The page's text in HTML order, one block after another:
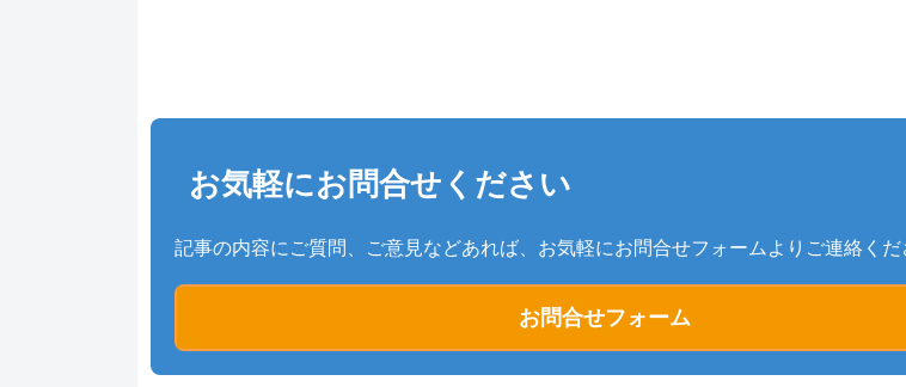
お気軽にお問合せください
記事の内容にご質問、ご意見などあれば、お気軽にお問合せフォームよりご連絡くだ
お問合せフォーム